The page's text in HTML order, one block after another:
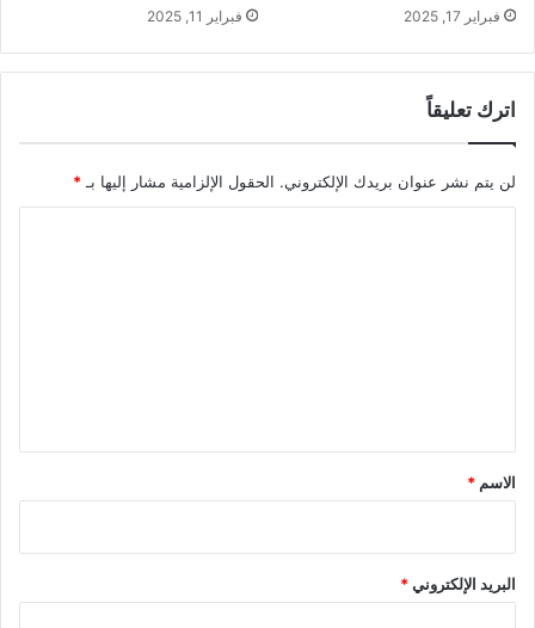
فبراير 17, 2025 فبراير 11, 2025
اترك تعليقاً
لن يتم نشر عنوان بريدك الإلكتروني. الحقول الإلزامية مشار إليها بـ *
*
الاسم *
البريد الإلكتروني*